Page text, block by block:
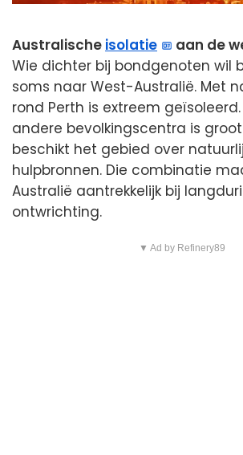
Australische isolatie
aan de
Wie dichter bij bondgenoten wil
soms naar West-Australië. Met
rond Perth is extreem
andere bevolkingscentra is
beschikt het gebied over
hulpbronnen. Die combinatie
Australië aantrekkelijk bij
ontwrichting.
▼ Ad by Refinery89